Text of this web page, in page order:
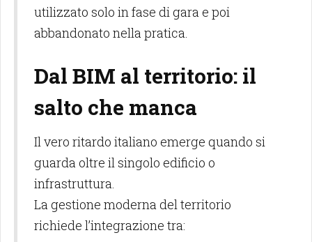
utilizzato solo in fase di gara e poi
abbandonato nella pratica.
Dal BIM al territorio: il
salto che manca
Il vero ritardo italiano emerge quando si
guarda oltre il singolo edificio o
infrastruttura.
La gestione moderna del territorio
richiede l’integrazione tra: